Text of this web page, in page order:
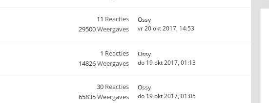
11 Reacties
29500Weergaves
Ossy
vr 20 okt 2017, 14:53
1 Reacties
14826Weergaves
Ossy
do 19 okt 2017, 01:13
30 Reacties
65835Weergaves
Ossy
do 19 okt 2017, 01:05